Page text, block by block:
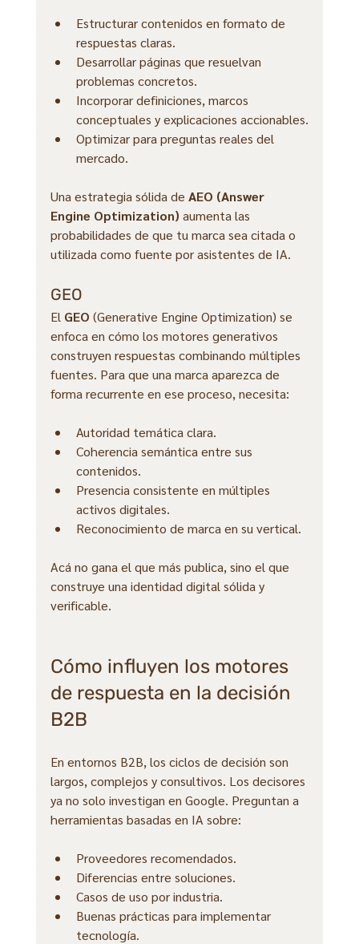
Estructurar contenidos en formato de
respuestas claras.
Desarrollar páginas que resuelvan
problemas concretos.
Incorporar definiciones, marcos
conceptuales y explicaciones accionables.
Optimizar para preguntas reales del
mercado.
Una estrategia sólida de AEO (Answer
Engine Optimization) aumenta las
probabilidades de que tu marca sea citada o
utilizada como fuente por asistentes de IA.
GEO
El GEO (Generative Engine Optimization) se
enfoca en cómo los motores generativos
construyen respuestas combinando múltiples
fuentes. Para que una marca aparezca de
forma recurrente en ese proceso, necesita:
Autoridad temática clara.
Coherencia semántica entre sus
contenidos.
Presencia consistente en múltiples
activos digitales.
Reconocimiento de marca en su vertical.
Acá no gana el que más publica, sino el que
construye una identidad digital sólida y
verificable.
Cómo influyen los motores
de respuesta en la decisión
B2B
En entornos B2B, los ciclos de decisión son
largos, complejos y consultivos. Los decisores
ya no solo investigan en Google. Preguntan a
herramientas basadas en IA sobre:
Proveedores recomendados.
Diferencias entre soluciones.
Casos de uso por industria.
Buenas prácticas para implementar
tecnología.